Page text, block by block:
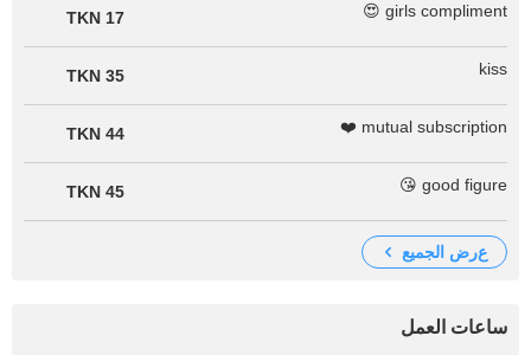
girls compliment 😍
17 TKN
kiss
35 TKN
mutual subscription ❤️
44 TKN
good figure 😘
45 TKN
عرض الجميع
ساعات العمل